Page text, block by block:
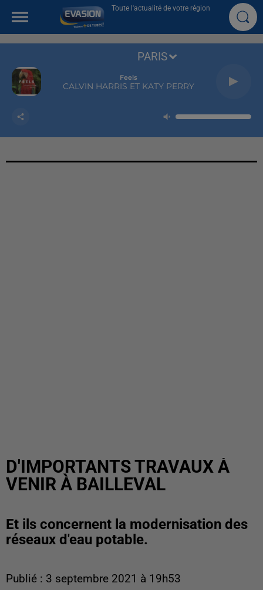
Toute l'actualité de votre région
Feels
CALVIN HARRIS ET KATY PERRY
PARIS
D'IMPORTANTS TRAVAUX À
VENIR À BAILLEVAL
Et ils concernent la modernisation des
réseaux d'eau potable.
Publié : 3 septembre 2021 à 19h53